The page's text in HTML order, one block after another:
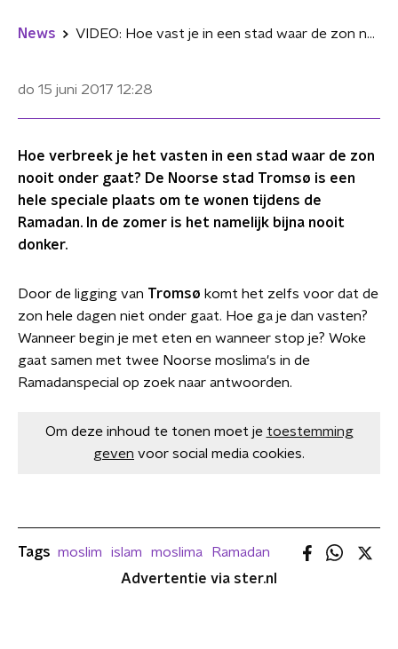
News VIDEO: Hoe vast je in een stad waar de zon nooit onder gaat?
do 15 juni 2017 12:28
Hoe verbreek je het vasten in een stad waar de zon
nooit onder gaat? De Noorse stad Tromsø is een
hele speciale plaats om te wonen tijdens de
Ramadan. In de zomer is het namelijk bijna nooit
donker.
Door de ligging van Tromsø komt het zelfs voor dat de
zon hele dagen niet onder gaat. Hoe ga je dan vasten?
Wanneer begin je met eten en wanneer stop je? Woke
gaat samen met twee Noorse moslima's in de
Ramadanspecial op zoek naar antwoorden.
Om deze inhoud te tonen moet je toestemming
geven voor social media cookies.
Tags moslim islam moslima
Ramadan
Advertentie via ster.nl